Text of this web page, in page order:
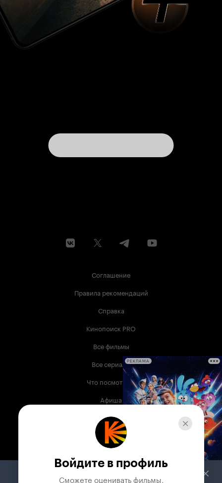
Соглашение
Правила рекомендаций
Справка
Кинопоиск PRO
Все фильмы
Все сериалы
Что посмотреть
Афиша
Музыка
Телепрограмма
Служба поддержки
РЕКЛАМА
Войдите в профиль
Сможете оценивать фильмы,